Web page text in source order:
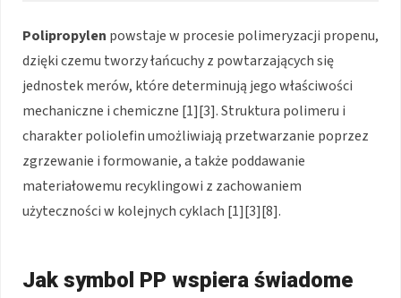
Polipropylen powstaje w procesie polimeryzacji propenu,
dzięki czemu tworzy łańcuchy z powtarzających się
jednostek merów, które determinują jego właściwości
mechaniczne i chemiczne [1][3]. Struktura polimeru i
charakter poliolefin umożliwiają przetwarzanie poprzez
zgrzewanie i formowanie, a także poddawanie
materiałowemu recyklingowi z zachowaniem
użyteczności w kolejnych cyklach [1][3][8].
Jak symbol PP wspiera świadome